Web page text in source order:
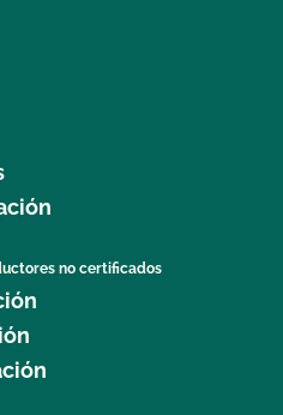
no certificados